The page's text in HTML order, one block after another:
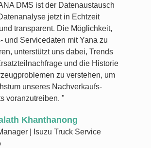
DMS ist der Datenaustausch
jetzt in Echtzeit
transparent. Die Möglichkeit,
und Servicedaten mit Yana zu
unterstützt uns dabei, Trends
und die Historie
zu verstehen, um
unseres Nachverkaufs-
voranzutreiben. "
Khanthanong
| Isuzu Truck Service